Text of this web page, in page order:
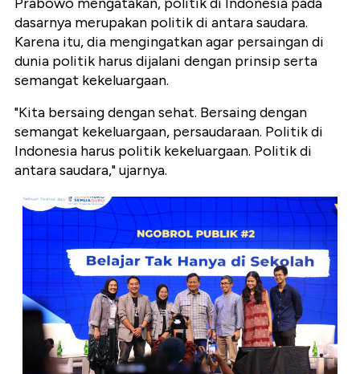
dasarnya merupakan politik di antara saudara.
Karena itu, dia mengingatkan agar persaingan di
dunia politik harus dijalani dengan prinsip serta
semangat kekeluargaan.
"Kita bersaing dengan sehat. Bersaing dengan
semangat kekeluargaan, persaudaraan. Politik di
Indonesia harus politik kekeluargaan. Politik di
antara saudara," ujarnya.